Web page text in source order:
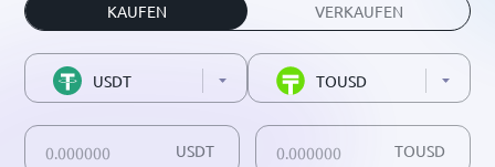
KAUFEN VERKAUFEN
USDT TOUSD
USDT TOUSD